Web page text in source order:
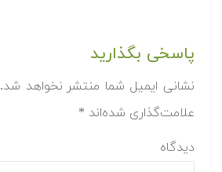
پاسخی بگذارید
نشانی ایمیل شما منتشر نخواهد شد.
علامت‌گذاری شده‌اند *
دیدگاه